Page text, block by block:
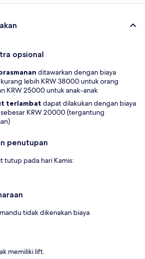
opsional
ditawarkan dengan biaya
lebih KRW 38000 untuk orang
KRW 25000 untuk anak-anak
terlambat dapat dilakukan dengan biaya
KRW 20000 (tergantung
penutupan
tutup pada hari Kamis:
tidak dikenakan biaya
memiliki lift.